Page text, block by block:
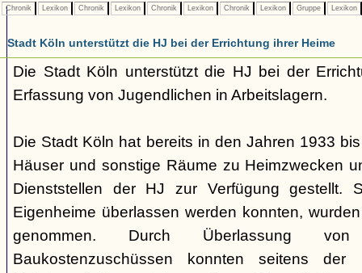
Chronik Lexikon Chronik Lexikon Chronik Lexikon Chronik Lexikon Gruppe Lexikon
Stadt Köln unterstützt die HJ bei der Errichtung ihrer Heime
Die Stadt Köln unterstützt die HJ bei der
Erfassung von Jugendlichen in Arbeitslagern.
Die Stadt Köln hat bereits in den Jahren 1933
Häuser und sonstige Räume zu Heimzwecken
Dienststellen der HJ zur Verfügung gestellt.
Eigenheime überlassen werden konnten,
genommen. Durch Überlassung
Baukostenzuschüssen konnten seitens